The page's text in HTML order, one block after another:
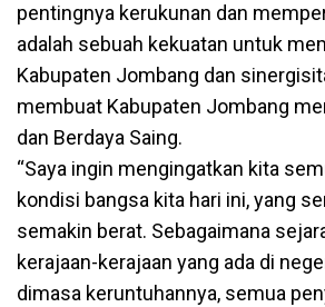
pentingnya kerukunan dan
adalah sebuah kekuatan untuk
Kabupaten Jombang dan
membuat Kabupaten Jombang
dan Berdaya Saing.
“Saya ingin mengingatkan kita
kondisi bangsa kita hari ini, yang
semakin berat. Sebagaimana
kerajaan-kerajaan yang ada di
dimasa keruntuhannya, semua